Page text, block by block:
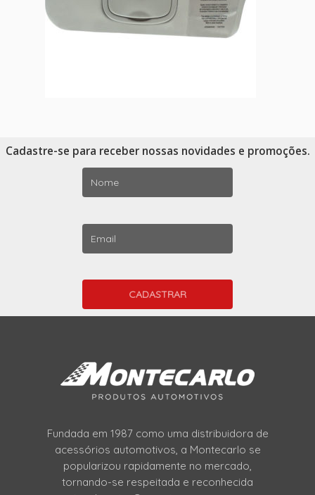
Cadastre-se para receber nossas novidades e promoções.
Fundada em 1987 como uma distribuidora de
acessórios automotivos, a Montecarlo se
popularizou rapidamente no mercado,
tornando-se respeitada e reconhecida